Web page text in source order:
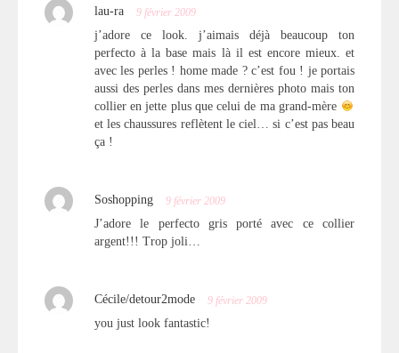
lau-ra 9 février 2009
j’adore ce look. j’aimais déjà beaucoup ton
perfecto à la base mais là il est encore mieux. et
avec les perles ! home made ? c’est fou ! je portais
aussi des perles dans mes dernières photo mais ton
collier en jette plus que celui de ma grand-mère
et les chaussures reflètent le ciel… si c’est pas beau
ça !
Soshopping 9 février 2009
J’adore le perfecto gris porté avec ce collier
argent!!! Trop joli…
Cécile/detour2mode 9 février 2009
you just look fantastic!